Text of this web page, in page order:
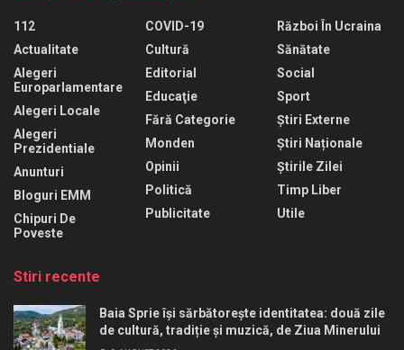
112
Actualitate
Alegeri
Europarlamentare
Alegeri Locale
Alegeri
Prezidentiale
Anunturi
Bloguri EMM
Chipuri De
Poveste
COVID-19
Cultură
Editorial
Educaţie
Fără Categorie
Monden
Opinii
Politică
Publicitate
Război În Ucraina
Sănătate
Social
Sport
Știri Externe
Știri Naționale
Știrile Zilei
Timp Liber
Utile
Stiri recente
Baia Sprie își sărbătorește identitatea: două zile
de cultură, tradiție și muzică, de Ziua Minerului